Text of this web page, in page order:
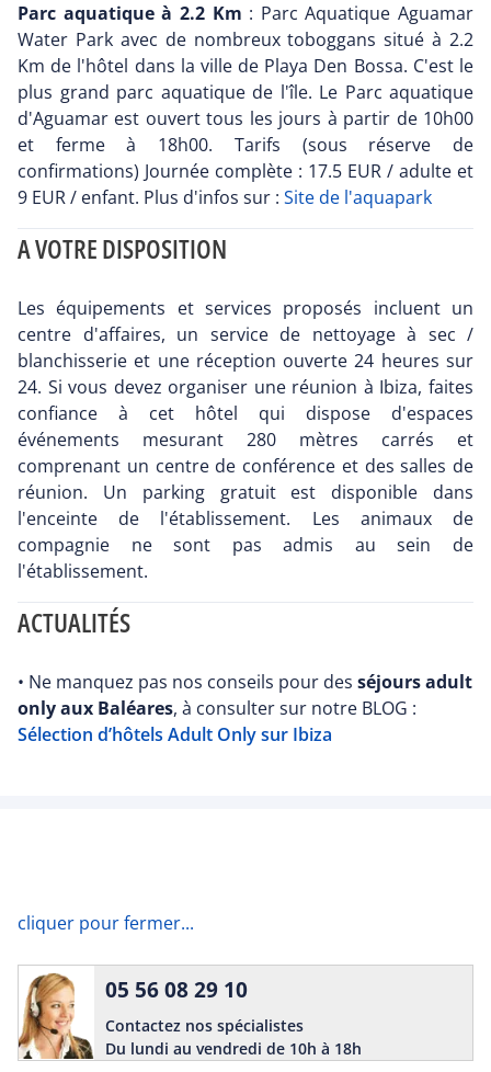
Parc aquatique à 2.2 Km : Parc Aquatique Aguamar
Water Park avec de nombreux toboggans situé à 2.2
Km de l'hôtel dans la ville de Playa Den Bossa. C'est le
plus grand parc aquatique de l'île. Le Parc aquatique
d'Aguamar est ouvert tous les jours à partir de 10h00
et ferme à 18h00. Tarifs (sous réserve de
confirmations) Journée complète : 17.5 EUR / adulte et
9 EUR / enfant. Plus d'infos sur : Site de l'aquapark
A VOTRE DISPOSITION
Les équipements et services proposés incluent un
centre d'affaires, un service de nettoyage à sec /
blanchisserie et une réception ouverte 24 heures sur
24. Si vous devez organiser une réunion à Ibiza, faites
confiance à cet hôtel qui dispose d'espaces
événements mesurant 280 mètres carrés et
comprenant un centre de conférence et des salles de
réunion. Un parking gratuit est disponible dans
l'enceinte de l'établissement. Les animaux de
compagnie ne sont pas admis au sein de
l'établissement.
ACTUALITÉS
• Ne manquez pas nos conseils pour des séjours adult
only aux Baléares, à consulter sur notre BLOG :
Sélection d’hôtels Adult Only sur Ibiza
cliquer pour fermer...
05 56 08 29 10
Contactez nos spécialistes
Du lundi au vendredi de 10h à 18h